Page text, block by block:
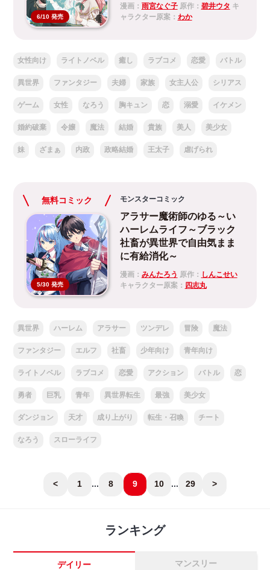
6/10 発売
漫画： 雨宮なぐ子原作： 碧井ウタ キ
ャラクター原案： わか
女性向け ライトノベル 癒し ラブコメ 恋愛 バトル
異世界 ファンタジー 夫婦 家族 女主人公 シリアス
ゲーム 女性 なろう 胸キュン 恋 溺愛 イケメン
婚約破棄 令嬢 魔法 結婚 貴族 美人 美少女
妹 ざまぁ 内政 政略結婚 王太子 虐げられ
無料コミック
5/30 発売
モンスターコミック
アラサー魔術師のゆる～い
ハーレムライフ～ブラック
社畜が異世界で自由気まま
に有給消化～
漫画： みんたろう 原作： しんこせい
キャラクター原案： 四志丸
異世界 ハーレム アラサー ツンデレ 冒険 魔法
ファンタジー エルフ 社畜 少年向け 青年向け
ライトノベル ラブコメ 恋愛 アクション バトル 恋
勇者 巨乳 青年 異世界転生 最強 美少女
ダンジョン 天才 成り上がり 転生・召喚 チート
なろう スローライフ
< 1 ... 8 9 10 ... 29 >
ランキング
デイリー マンスリー